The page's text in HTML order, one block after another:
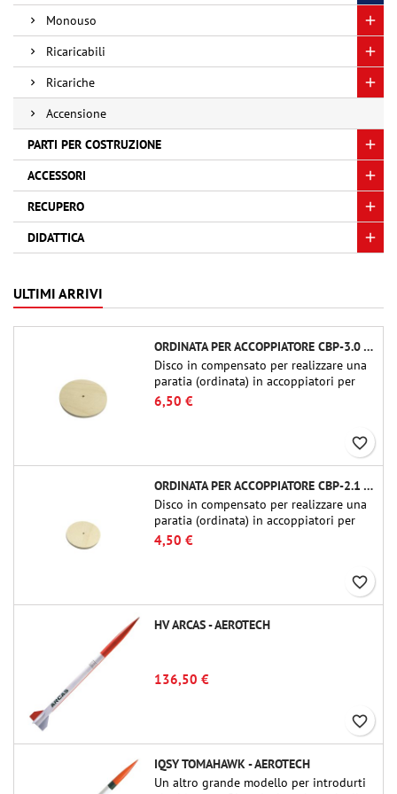
Monouso
Ricaricabili
Ricariche
Accensione
PARTI PER COSTRUZIONE
ACCESSORI
RECUPERO
DIDATTICA
ULTIMI ARRIVI
ORDINATA PER ACCOPPIATORE CBP-3.0 - PUBLIC MISSILES LTD.
Disco in compensato per realizzare una
paratia (ordinata) in accoppiatori per
tubi Public Missiles Ltd. da 54 mm (PT-
2.1 o QT-2.1)
6,50 €
favorite_border
ORDINATA PER ACCOPPIATORE CBP-2.1 - PUBLIC MISSILES LTD.
Disco in compensato per realizzare una
paratia (ordinata) in accoppiatori per
tubi Public Missiles Ltd. da 54 mm (PT-
2.1 o QT-2.1)
4,50 €
favorite_border
HV ARCAS - AEROTECH
136,50 €
favorite_border
IQSY TOMAHAWK - AEROTECH
Un altro grande modello per introdurti